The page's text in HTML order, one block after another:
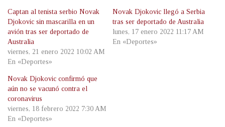
Captan al tenista serbio Novak
Djokovic sin mascarilla en un
avión tras ser deportado de
Australia
viernes, 21 enero 2022 10:02 AM
En «Deportes»
Novak Djokovic llegó a Serbia
tras ser deportado de Australia
lunes, 17 enero 2022 11:17 AM
En «Deportes»
Novak Djokovic confirmó que
aún no se vacunó contra el
coronavirus
viernes, 18 febrero 2022 7:30 AM
En «Deportes»